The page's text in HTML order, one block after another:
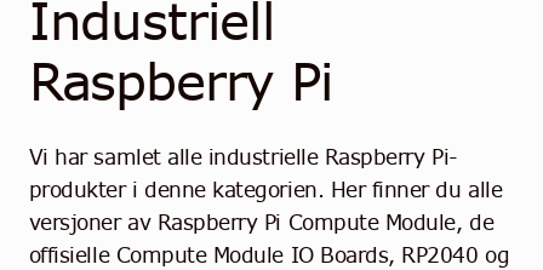
Raspberry Pi Tilbehør
Samlinger
Kontakt
Industriell
Raspberry Pi
Vi har samlet alle industrielle Raspberry Pi-
produkter i denne kategorien. Her finner du alle
versjoner av Raspberry Pi Compute Module, de
offisielle Compute Module IO Boards, RP2040 og